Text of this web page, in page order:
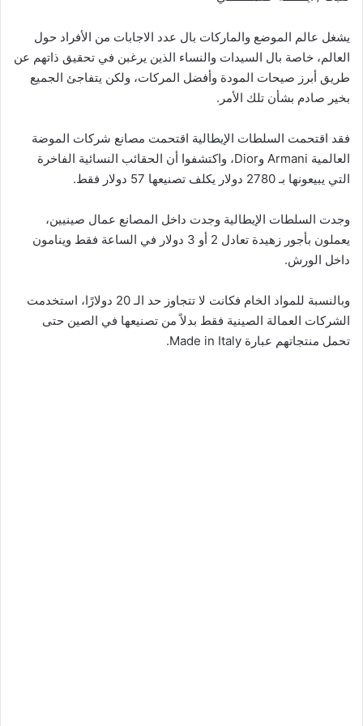
يشغل عالم الموضع والماركات بال عدد الاجابات من الأفراد حول
العالم، خاصة بال السيدات والنساء الذين يرغبن في تحقيق ذاتهم عن
طريق أبرز صيحات المودة وأفضل المركات، ولكن يتفاجئ الجميع
بخير صادم بشأن تلك الأمر.
فقد اقتحمت السلطات الإيطالية اقتحمت مصانع شركات الموضة
العالمية Armani وDior، واكتشفوا أن الحقائب النسائية الفاخرة
التي يبيعونها بـ 2780 دولار يكلف تصنيعها 57 دولار فقط.
وجدت السلطات الإيطالية وجدت داخل المصانع عمال صينيين،
يعملون بأجور زهيدة تعادل 2 أو 3 دولار في الساعة فقط وينامون
داخل الورش.
وبالنسبة للمواد الخام فكانت لا تتجاوز حد الـ 20 دولارًا، استخدمت
الشركات العمالة الصينية فقط بدلاً من تصنيعها في الصين حتى
تحمل منتجاتهم عبارة Made in Italy.